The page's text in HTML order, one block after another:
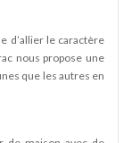
d’allier le caractère
nous propose une
que les autres en